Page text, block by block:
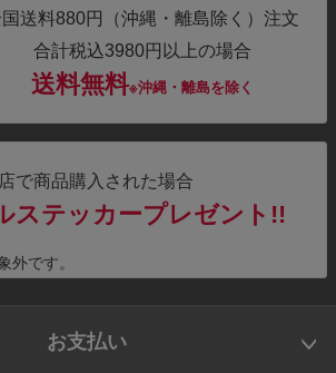
送料880円（沖縄・離島除く）注文
合計税込3980円以上の場合
送料無料※沖縄・離島を除く
で商品購入された場合
ステッカープレゼント!!
外です。
お支払い